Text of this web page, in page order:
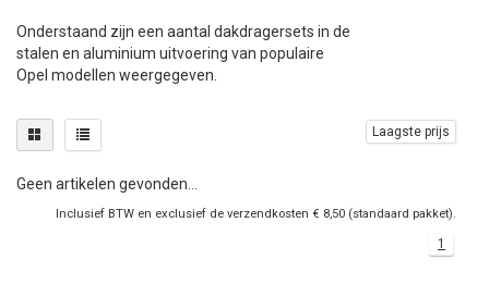
Onderstaand zijn een aantal dakdragersets in de
stalen en aluminium uitvoering van populaire
Opel modellen weergegeven.
Laagste prijs
Geen artikelen gevonden...
Inclusief BTW en exclusief de verzendkosten € 8,50 (standaard pakket).
1